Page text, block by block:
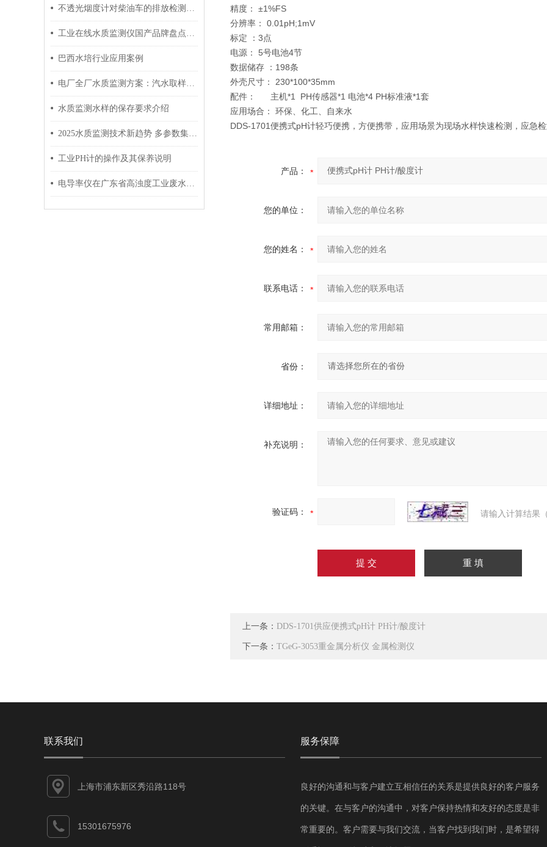
不透光烟度计对柴油车的排放检测起到了哪些作用
工业在线水质监测仪国产品牌盘点：谁才是真正的性价比之选？
巴西水培行业应用案例
电厂全厂水质监测方案：汽水取样+冷凝水+锅炉水全链路
水质监测水样的保存要求介绍
2025水质监测技术新趋势 多参数集成化设备成行业刚需
工业PH计的操作及其保养说明
电导率仪在广东省高浊度工业废水处理中的技术实证
精度：
±1%FS
分辨率：
0.01pH;1mV
标定 ： 3点
电源：
5号电池4节
数据储存 ： 198条
外壳尺寸：
230*100*35mm
配件：
主机*1 PH传感器*1 电池*4 PH标准液*1套
应用场合：
环保、化工、自来水
DDS-1701便携式pH计轻巧便携，方便携带，应用场景为现场水样快速检测，应急
产品：
您的单位：
您的姓名：
联系电话：
常用邮箱：
省份：
详细地址：
补充说明：
验证码： 请输入计算结果
上一条： DDS-1701供应便携式pH计 PH计/酸度计
下一条： TGeG-3053重金属分析仪 金属检测仪
联系我们
上海市浦东新区秀沿路118号
15301675976
服务保障
良好的沟通和与客户建立互相信任的关系是提供良好的客户服务
的关键。在与客户的沟通中，对客户保持热情和友好的态度是非
常重要的。客户需要与我们交流，当客户找到我们时，是希望得